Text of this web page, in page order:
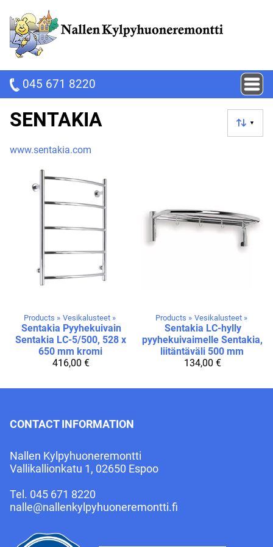
045 671 8220
▼
SENTAKIA
www.sentakia.com
Products ‪» Vesikalusteet ‪»
Sentakia Pyyhekuivain
Sentakia LC-5/500, 528 x
650 mm kromi
416,00 €
Products ‪» Vesikalusteet ‪»
Sentakia LC-hylly
pyyhekuivaimelle Sentakia,
liitäntäväli 500 mm
134,00 €
CONTACT INFORMATION
Nallen Kylpyhuoneremontti
Vallikallionkatu 1, 02650 Espoo
Tel. 045 671 8220
nalle@nallenkylpyhuoneremontti.fi